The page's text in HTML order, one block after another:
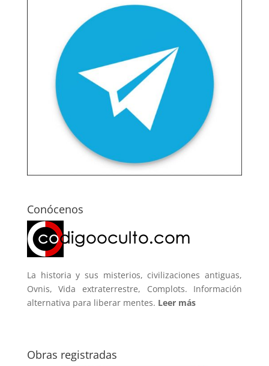
Conócenos
La historia y sus misterios, civilizaciones antiguas,
Ovnis, Vida extraterrestre, Complots. Información
alternativa para liberar mentes. Leer más
Obras registradas